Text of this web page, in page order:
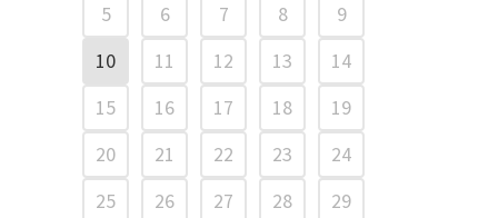
5
6 7 8
9
10
11 12 13
14
15
16 17 18
19
20
21 22 23
24
25
26 27 28
29